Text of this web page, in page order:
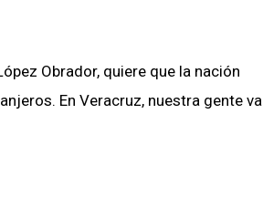
Obrador, quiere que la nación
En Veracruz, nuestra gente va